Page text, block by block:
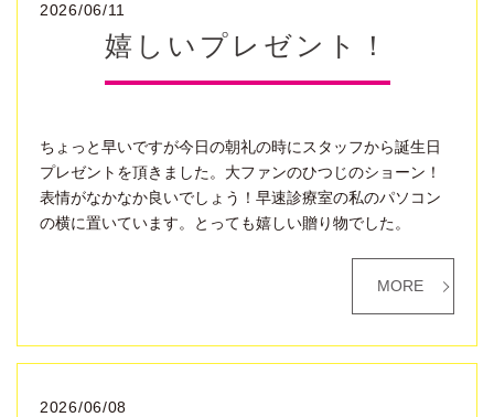
2026/06/11
嬉しいプレゼント！
ちょっと早いですが今日の朝礼の時にスタッフから誕生日
プレゼントを頂きました。大ファンのひつじのショーン！
表情がなかなか良いでしょう！早速診療室の私のパソコン
の横に置いています。とっても嬉しい贈り物でした。
MORE
2026/06/08